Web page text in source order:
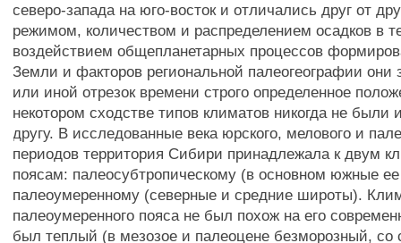
северо-запада на юго-восток и отличались друг от
режимом, количеством и распределением осадков в
воздействием общепланетарных процессов
Земли и факторов региональной палеогеографии они
или иной отрезок времени строго определенное
некотором сходстве типов климатов никогда не были
другу. В исследованные века юрского, мелового и
периодов территория Сибири принадлежала к двум
поясам: палеосубтропическому (в основном южные
палеоумеренному (северные и средние широты).
палеоумеренного пояса не был похож на его
был теплый (в мезозое и палеоцене безморозный, со